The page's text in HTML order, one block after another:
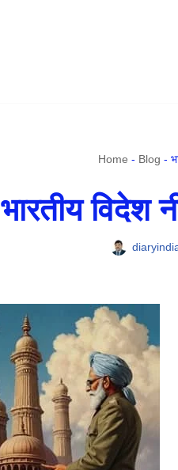
Home - Blog -
भारतीय विदेश